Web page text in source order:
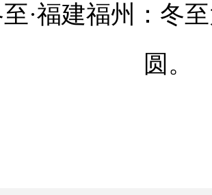
·福建福州：冬
圆。